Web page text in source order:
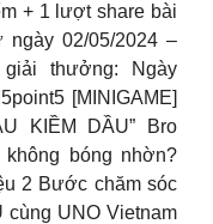
+ 1 lượt share bài
02/05/2024 –
thưởng: Ngày
[MINIGAME]
KIỀM DẦU” Bro
bóng nhờn?
2 Bước chăm sóc
cùng UNO Vietnam